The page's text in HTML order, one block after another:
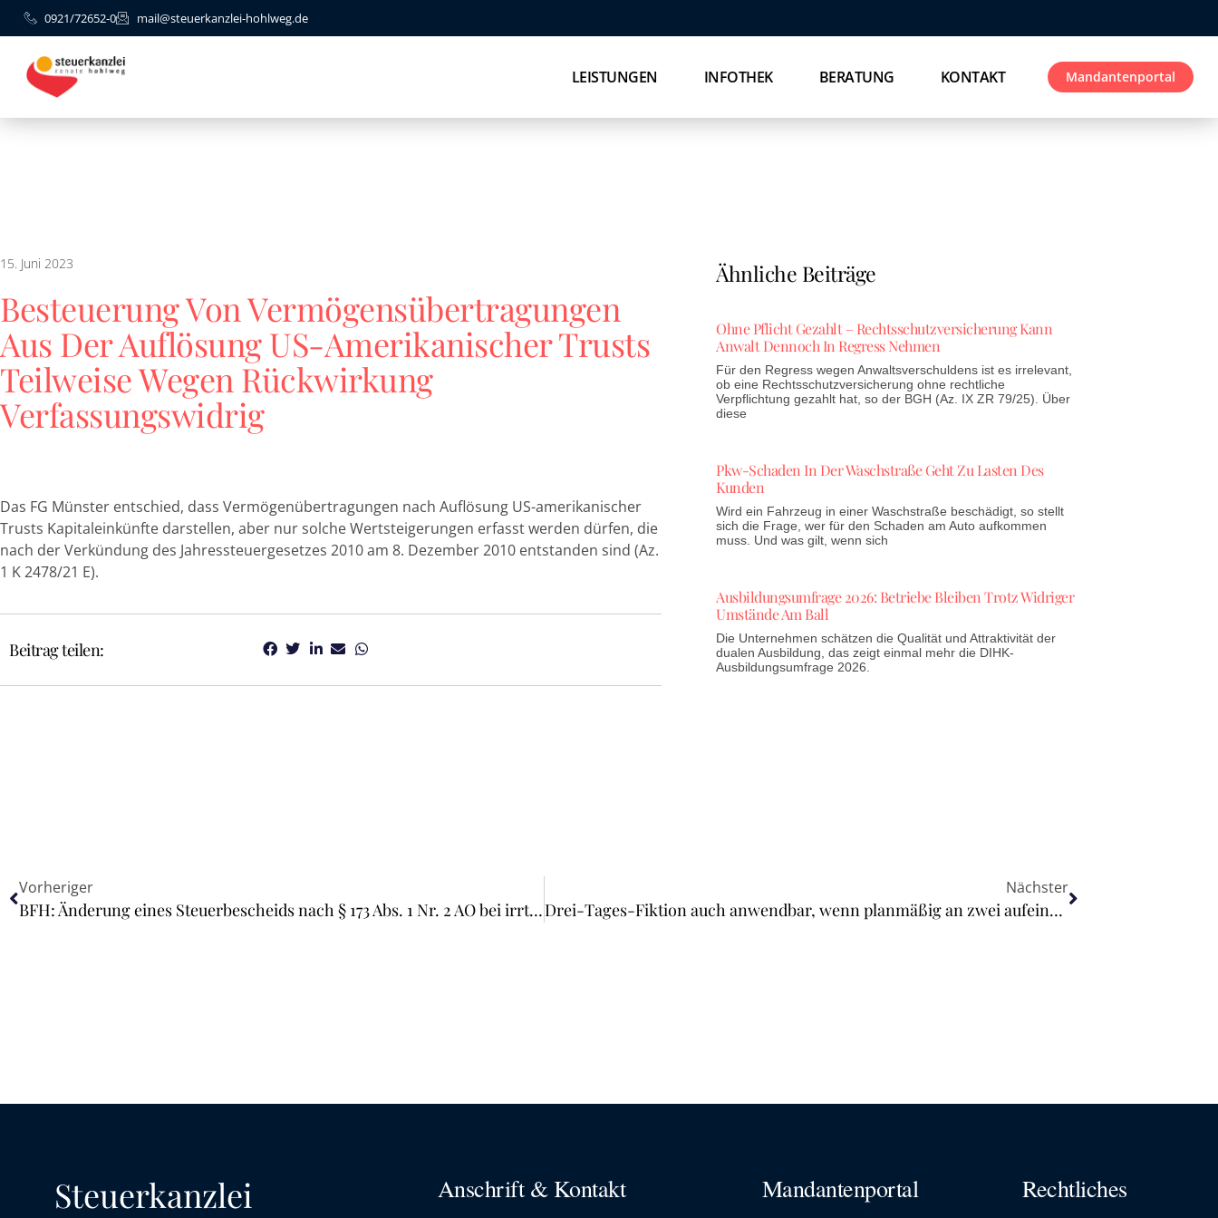
0921/72652-0 mail@steuerkanzlei-hohlweg.de
LEISTUNGEN INFOTHEK BERATUNG KONTAKT Mandantenportal
15. Juni 2023
Besteuerung Von Vermögensübertragungen
Aus Der Auflösung US-Amerikanischer Trusts
Teilweise Wegen Rückwirkung
Verfassungswidrig
Das FG Münster entschied, dass Vermögenübertragungen nach Auflösung US-amerikanischer
Trusts Kapitaleinkünfte darstellen, aber nur solche Wertsteigerungen erfasst werden dürfen, die
nach der Verkündung des Jahressteuergesetzes 2010 am 8. Dezember 2010 entstanden sind (Az.
1 K 2478/21 E).
Beitrag teilen:
Ähnliche Beiträge
Ohne Pflicht Gezahlt – Rechtsschutzversicherung Kann
Anwalt Dennoch In Regress Nehmen
Für den Regress wegen Anwaltsverschuldens ist es irrelevant,
ob eine Rechtsschutzversicherung ohne rechtliche
Verpflichtung gezahlt hat, so der BGH (Az. IX ZR 79/25). Über
diese
Pkw-Schaden In Der Waschstraße Geht Zu Lasten Des
Kunden
Wird ein Fahrzeug in einer Waschstraße beschädigt, so stellt
sich die Frage, wer für den Schaden am Auto aufkommen
muss. Und was gilt, wenn sich
Ausbildungsumfrage 2026: Betriebe Bleiben Trotz Widriger
Umstände Am Ball
Die Unternehmen schätzen die Qualität und Attraktivität der
dualen Ausbildung, das zeigt einmal mehr die DIHK-
Ausbildungsumfrage 2026.
Vorheriger
BFH: Änderung eines Steuerbescheids nach § 173 Abs. 1 Nr. 2 AO bei irrtümlich doppelter Erklärung von Einnahmen als Arbeitslohn und als Betriebseinnahmen
Nächster
Drei-Tages-Fiktion auch anwendbar, wenn planmäßig an zwei aufeinanderfolgenden Tagen keine Postzustellung stattfindet
Steuerkanzlei Anschrift & Kontakt Mandantenportal Rechtliches